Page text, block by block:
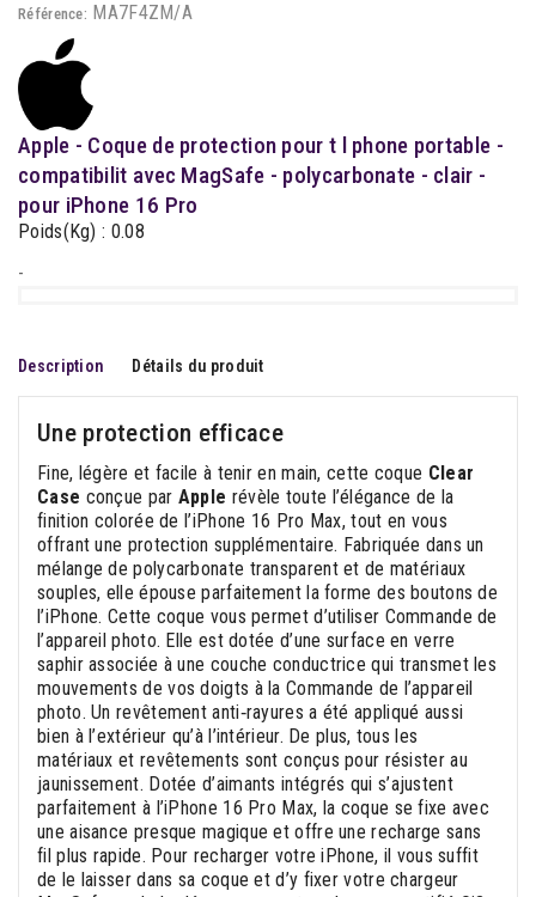
Référence: MA7F4ZM/A
Apple - Coque de protection pour t l phone portable -
compatibilit avec MagSafe - polycarbonate - clair -
pour iPhone 16 Pro
Poids(Kg) : 0.08
-
Description Détails du produit
Une protection efficace
Fine, légère et facile à tenir en main, cette coque Clear
Case conçue par Apple révèle toute l’élégance de la
finition colorée de l’iPhone 16 Pro Max, tout en vous
offrant une protection supplémentaire. Fabriquée dans un
mélange de polycarbonate transparent et de matériaux
souples, elle épouse parfaitement la forme des boutons de
l’iPhone. Cette coque vous permet d’utiliser Commande de
l’appareil photo. Elle est dotée d’une surface en verre
saphir associée à une couche conductrice qui transmet les
mouvements de vos doigts à la Commande de l’appareil
photo. Un revêtement anti‑rayures a été appliqué aussi
bien à l’extérieur qu’à l’intérieur. De plus, tous les
matériaux et revêtements sont conçus pour résister au
jaunissement. Dotée d’aimants intégrés qui s’ajustent
parfaitement à l’iPhone 16 Pro Max, la coque se fixe avec
une aisance presque magique et offre une recharge sans
fil plus rapide. Pour recharger votre iPhone, il vous suffit
de le laisser dans sa coque et d’y fixer votre chargeur